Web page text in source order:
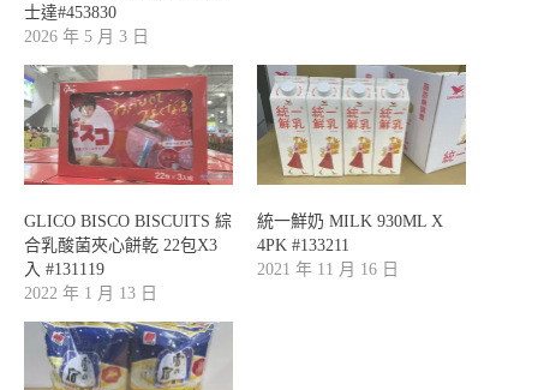
士達#453830
2026 年 5 月 3 日
GLICO BISCO BISCUITS 綜
合乳酸菌夾心餅乾 22包X3
入 #131119
2022 年 1 月 13 日
統一鮮奶 MILK 930ML X
4PK #133211
2021 年 11 月 16 日